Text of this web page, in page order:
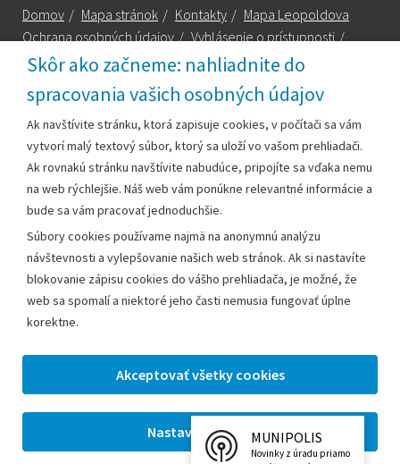
Skôr ako začneme: nahliadnite do
spracovania vašich osobných údajov
Ak navštívite stránku, ktorá zapisuje cookies, v počítači sa vám
vytvorí malý textový súbor, ktorý sa uloží vo vašom prehliadači.
Ak rovnakú stránku navštívite nabudúce, pripojíte sa vďaka nemu
na web rýchlejšie. Náš web vám ponúkne relevantné informácie a
bude sa vám pracovať jednoduchšie.
Súbory cookies používame najmä na anonymnú analýzu
návštevnosti a vylepšovanie našich web stránok. Ak si nastavíte
blokovanie zápisu cookies do vášho prehliadača, je možné, že
web sa spomalí a niektoré jeho časti nemusia fungovať úplne
korektne.
Domov / Mapa stránok / Kontakty / Mapa Leopoldova
Ochrana osobných údajov / Vyhlásenie o prístupnosti /
Technická podpora
Mestský úrad Leopoldov
Hlohovská cesta 1818/2A
920 41 Leopoldov
Kontakt:
Telefón:+42133/285 27 11
Email:
mesto@leopoldov.sk
primatorka@leopoldov.sk
Webmaster:webmaster@leopoldov.sk
2026 © Mestský úrad Leopoldov |
Nastavenia cookies
MUNIPOLIS
Novinky z úradu priamo